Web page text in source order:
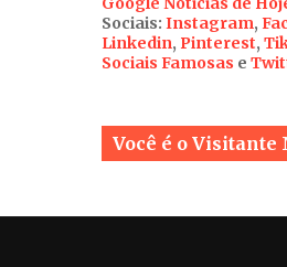
Sociais: Instagram,
Linkedin, Pinterest,
Sociais Famosas e
Você é o Visitante